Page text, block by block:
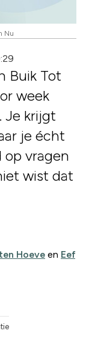
Nu
Buik Tot
week
Je krijgt
je écht
vragen
wist dat
Hoeve en Eef